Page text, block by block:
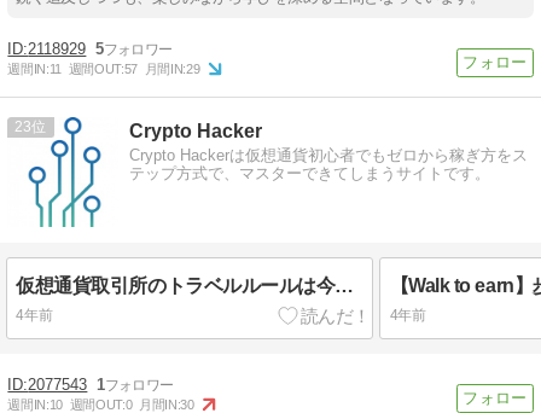
2118929 5
週間IN:11 週間OUT:57 月間IN:29
23 Crypto Hacker
Crypto Hackerは仮想通貨初心者でもゼロから稼ぎ方をス
テップ方式で、マスターできてしまうサイトです。
仮想通貨取引所のトラベルルールは今後どうなるのか？対策方法などわかりやすく説明してみた
4年前 4年前
2077543 1
週間IN:10 週間OUT:0 月間IN:30